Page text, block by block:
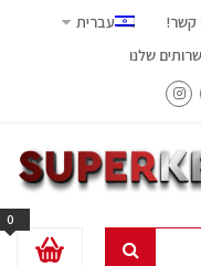
קשר!
עברית
שרותים שלנו
0